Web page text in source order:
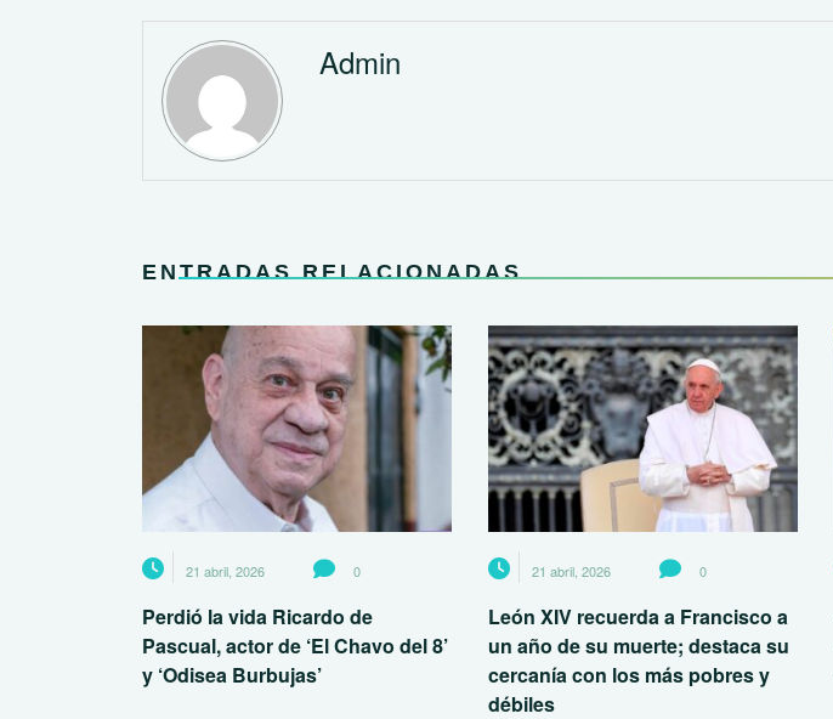
Admin
ENTRADAS RELACIONADAS
21 abril, 2026 0
Perdió la vida Ricardo de
Pascual, actor de ‘El Chavo del 8’
y ‘Odisea Burbujas’
21 abril, 2026 0
León XIV recuerda a Francisco a
un año de su muerte; destaca su
cercanía con los más pobres y
débiles